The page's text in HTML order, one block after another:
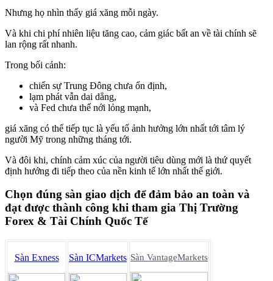
Nhưng họ nhìn thấy giá xăng mỗi ngày.
Và khi chi phí nhiên liệu tăng cao, cảm giác bất an về tài chính sẽ
lan rộng rất nhanh.
Trong bối cảnh:
chiến sự Trung Đông chưa ổn định,
lạm phát vẫn dai dẳng,
và Fed chưa thể nới lỏng mạnh,
giá xăng có thể tiếp tục là yếu tố ảnh hưởng lớn nhất tới tâm lý
người Mỹ trong những tháng tới.
Và đôi khi, chính cảm xúc của người tiêu dùng mới là thứ quyết
định hướng đi tiếp theo của nền kinh tế lớn nhất thế giới.
Chọn đúng sàn giao dịch để đảm bảo an toàn và
đạt được thành công khi tham gia Thị Trường
Forex & Tài Chính Quốc Tế
Sàn Exness Sàn ICMarkets Sàn VantageMarkets